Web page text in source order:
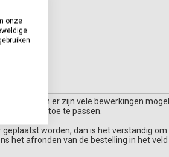
en er zijn vele bewerkingen
om buiten toe te passen.
worden, dan is het verstandig
het afronden van de bestelling in het
onze